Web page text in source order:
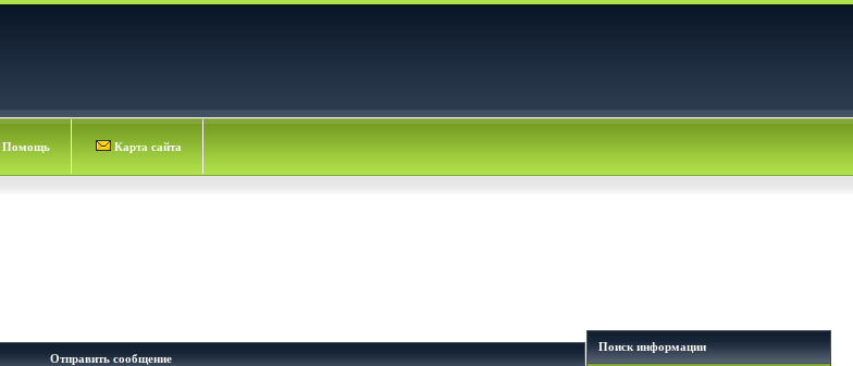
Помощь Карта сайта
Отправить сообщение
Поиск информации